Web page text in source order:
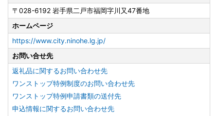
〒028-6192 岩手県二戸市福岡字川又47番地
ホームページ
https://www.city.ninohe.lg.jp/
お問い合せ先
返礼品に関するお問い合わせ先
ワンストップ特例制度のお問い合わせ先
ワンストップ特例申請書類の送付先
申込情報に関するお問い合わせ先